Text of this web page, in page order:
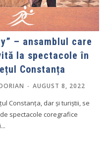
– ansamblul care
la spectacole în
Constanța
- AUGUST 8, 2022
Constanța, dar și turiștii, se
spectacole coregrafice